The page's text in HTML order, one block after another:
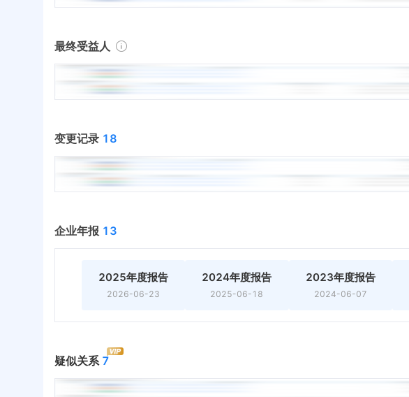
最终受益人
变更记录 18
企业年报 13
2025年度报告
2026-06-23
2024年度报告
2025-06-18
2023年度报告
2024-06-07
疑似关系 7